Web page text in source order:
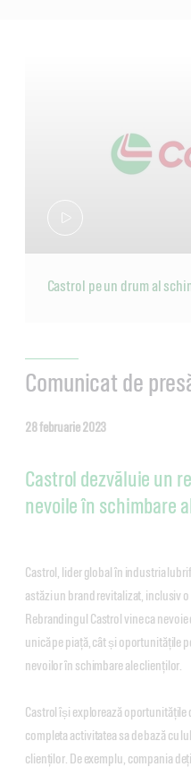
Castrol pe un drum al
Comunicat de
28 februarie 2023
Castrol dezvăluie un
nevoile în schimbare
Castrol, lider global în industria
astăzi un brand revitalizat, inclusiv
Rebrandingul Castrol vine ca
unică pe piață, cât și oportunitățile
nevoilor în schimbare ale clienților.
Castrol își explorează oportunitățile
completa activitatea sa de bază cu
clienților. De exemplu, compania